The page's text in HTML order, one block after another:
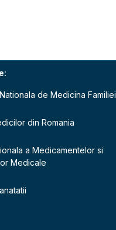
de Medicina Familiei
din Romania
a Medicamentelor si
Medicale